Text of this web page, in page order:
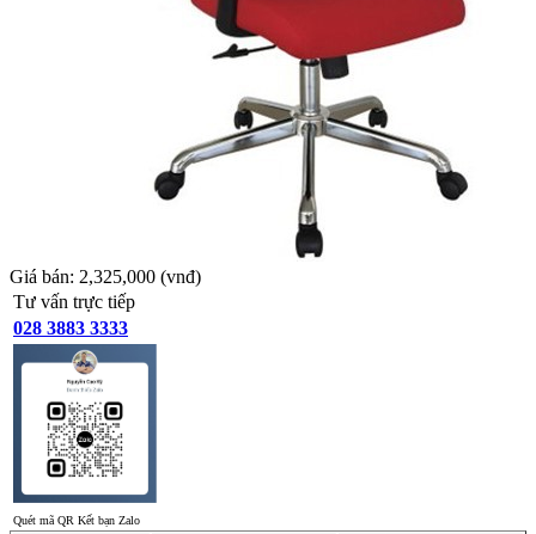
Giá bán: 2,325,000 (vnđ)
Tư vấn trực tiếp
028 3883 3333
Quét mã QR Kết bạn Zalo